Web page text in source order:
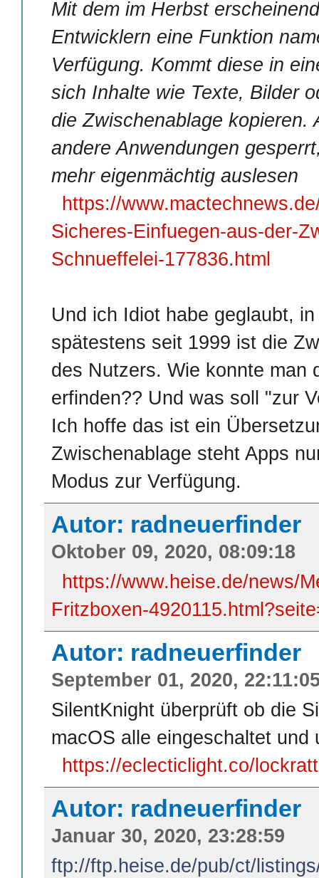
Mit dem im Herbst
Entwicklern eine Funktion
Verfügung. Kommt diese in
sich Inhalte wie Texte, Bilder
die Zwischenablage kopieren.
andere Anwendungen
mehr eigenmächtig auslesen
https://
Sicheres-Einfuegen-aus-der-
Schnueffelei-177836.html
Und ich Idiot habe geglaubt,
spätestens seit 1999 ist die
des Nutzers. Wie konnte man
erfinden?? Und was soll "zur
Ich hoffe das ist ein
Zwischenablage steht Apps
Modus zur Verfügung.
Autor: radneuerfinder
Oktober 09, 2020, 08:09:18
https://www.heise.de/news/
Fritzboxen-
Autor: radneuerfinder
September 01, 2020,
SilentKnight überprüft ob die
macOS alle eingeschaltet und
https://eclecticlight.co/
Autor: radneuerfinder
Januar 30, 2020, 23:28:59
ftp://ftp.heise.de/pub/ct/